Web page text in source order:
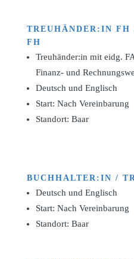
TREUHÄNDER:IN
FH
Treuhänder:in mit eidg.
Finanz- und
Deutsch und Englisch
Start: Nach Vereinbarung
Standort: Baar
BUCHHALTER:IN /
Deutsch und Englisch
Start: Nach Vereinbarung
Standort: Baar